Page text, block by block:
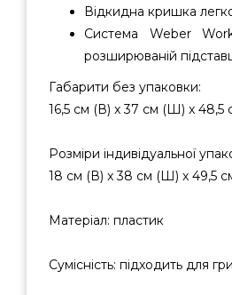
Відкидна кришка
Система Weber
розширюваній
Габарити без упаковки:
16,5 см (В) x 37 см (Ш) x 48,5
Розміри індивідуальної
18 см (В) x 38 см (Ш) x 49,5
Матеріал: пластик
Сумісність: підходить для